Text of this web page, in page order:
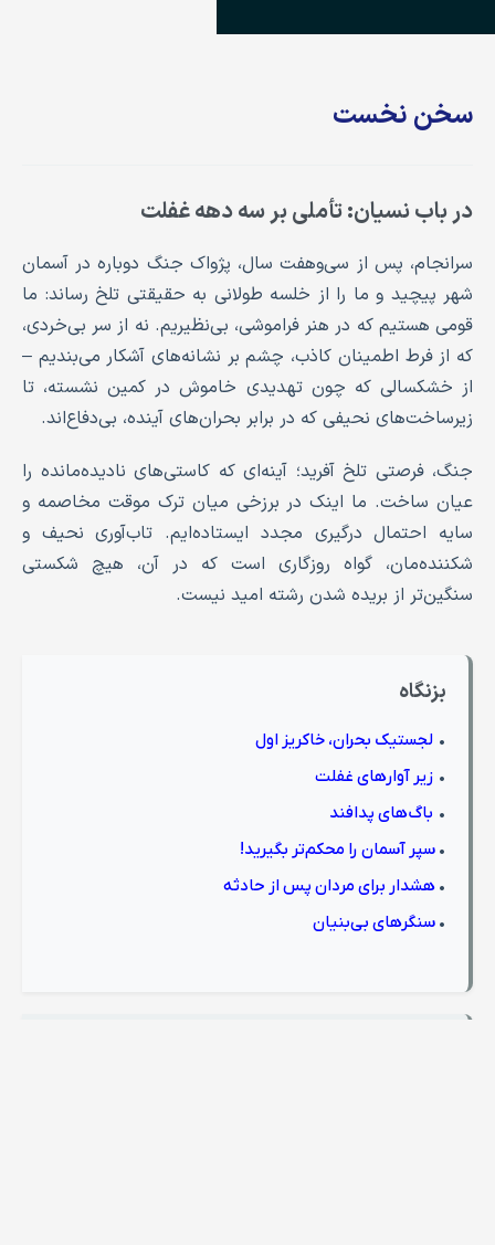
سخن نخست
در باب نسیان: تأملی بر سه دهه غفلت
سرانجام، پس از سی‌وهفت سال، پژواک جنگ دوباره در آسمان
شهر پیچید و ما را از خلسه طولانی به حقیقتی تلخ رساند: ما
قومی هستیم که در هنر فراموشی، بی‌نظیریم. نه از سر بی‌خردی،
که از فرط اطمینان کاذب، چشم بر نشانه‌های آشکار می‌بندیم –
از خشکسالی که چون تهدیدی خاموش در کمین نشسته، تا
زیرساخت‌های نحیفی که در برابر بحران‌های آینده، بی‌دفاع‌اند.
جنگ، فرصتی تلخ آفرید؛ آینه‌ای که کاستی‌های نادیده‌مانده را
عیان ساخت. ما اینک در برزخی میان ترک موقت مخاصمه و
سایه احتمال درگیری مجدد ایستاده‌ایم. تاب‌آوری نحیف و
شکننده‌مان، گواه روزگاری است که در آن، هیچ شکستی
سنگین‌تر از بریده شدن رشته امید نیست.
بزنگاه
• لجستیک بحران، خاکریز اول
• زیر آوارهای غفلت
• باگ‌های پدافند
• سپر آسمان را محکم‌تر بگیرید!
• هشدار برای مردان پس از حادثه
• سنگرهای بی‌بنیان